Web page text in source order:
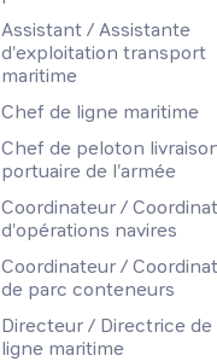
Assistant / Assistante
d'exploitation transport
maritime
Chef de ligne maritime
Chef de peloton
portuaire de l'armée
Coordinateur /
d'opérations navires
Coordinateur /
de parc conteneurs
Directeur / Directrice de
ligne maritime